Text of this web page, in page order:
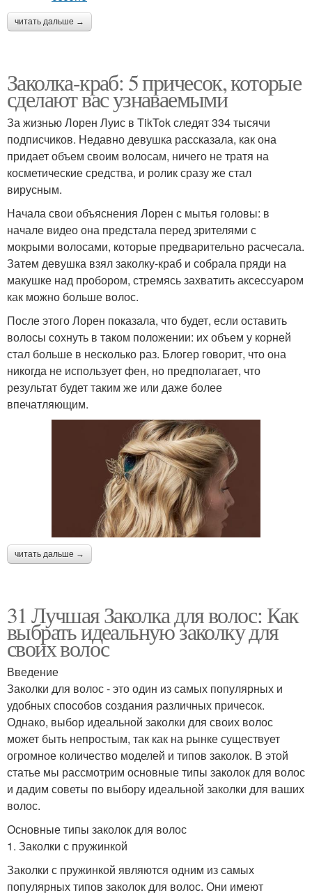
читать дальше →
Заколка-краб: 5 причесок, которые
сделают вас узнаваемыми
За жизнью Лорен Луис в TikTok следят 334 тысячи
подписчиков. Недавно девушка рассказала, как она
придает объем своим волосам, ничего не тратя на
косметические средства, и ролик сразу же стал
вирусным.
Начала свои объяснения Лорен с мытья головы: в
начале видео она предстала перед зрителями с
мокрыми волосами, которые предварительно расчесала.
Затем девушка взял заколку-краб и собрала пряди на
макушке над пробором, стремясь захватить аксессуаром
как можно больше волос.
После этого Лорен показала, что будет, если оставить
волосы сохнуть в таком положении: их объем у корней
стал больше в несколько раз. Блогер говорит, что она
никогда не использует фен, но предполагает, что
результат будет таким же или даже более
впечатляющим.
читать дальше →
31 Лучшая Заколка для волос: Как
выбрать идеальную заколку для
своих волос
Введение
Заколки для волос - это один из самых популярных и
удобных способов создания различных причесок.
Однако, выбор идеальной заколки для своих волос
может быть непростым, так как на рынке существует
огромное количество моделей и типов заколок. В этой
статье мы рассмотрим основные типы заколок для волос
и дадим советы по выбору идеальной заколки для ваших
волос.
Основные типы заколок для волос
1. Заколки с пружинкой
Заколки с пружинкой являются одним из самых
популярных типов заколок для волос. Они имеют